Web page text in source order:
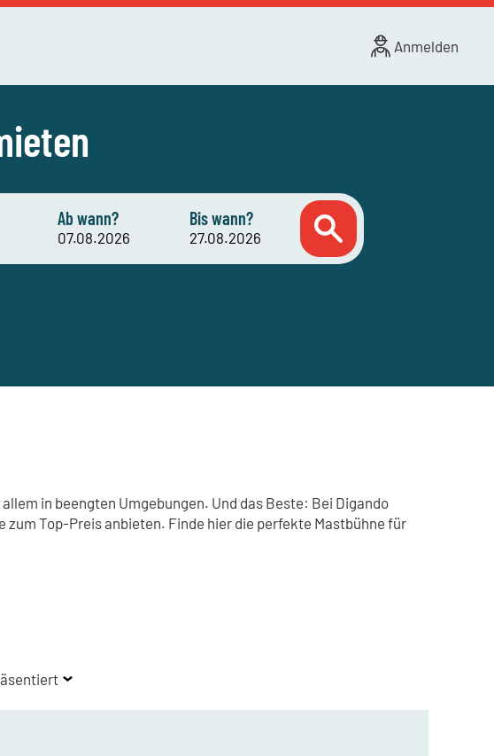
Anmelden
Ab wann? Bis wann?
in beengten Umgebungen. Und das Beste: Bei Digando
Top-Preis anbieten. Finde hier die perfekte Mastbühne für